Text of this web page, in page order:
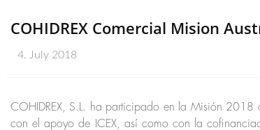
COHIDREX Comercial Mision
4. July 2018
COHIDREX, S.L. ha participado en la Misión
con el apoyo de ICEX, así como con la